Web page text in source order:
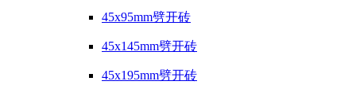
45x95mm劈开砖
45x145mm劈开砖
45x195mm劈开砖